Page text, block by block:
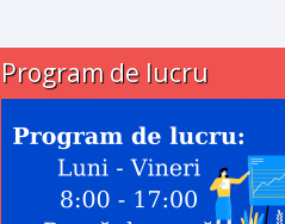
Program de lucru